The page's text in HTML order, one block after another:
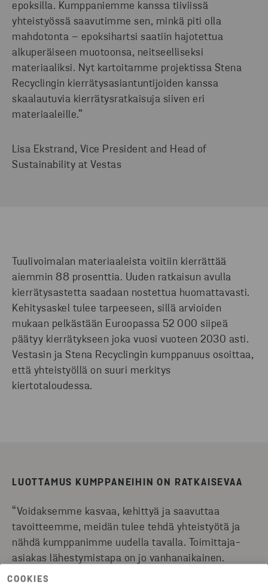
COOKIES
epoksilla. Kumppaniemme kanssa tiiviissä
yhteistyössä saavutimme sen, minkä piti olla
mahdotonta – epoksihartsi saatiin hajotettua
alkuperäiseen muotoonsa, neitseelliseksi
materiaaliksi. Nyt kartoitamme projektissa Stena
Recyclingin kierrätysasiantuntijoiden kanssa
skaalautuvia kierrätysratkaisuja siiven eri
materiaaleille.”
Lisa Ekstrand, Vice President and Head of
Sustainability at Vestas
Tuulivoimalan materiaaleista voitiin kierrättää
aiemmin 88 prosenttia. Uuden ratkaisun avulla
kierrätysastetta saadaan nostettua huomattavasti.
Kehitysaskel tulee tarpeeseen, sillä arvioiden
mukaan pelkästään Euroopassa 52 000 siipeä
päätyy kierrätykseen joka vuosi vuoteen 2030 asti.
Vestasin ja Stena Recyclingin kumppanuus osoittaa,
että yhteistyöllä on suuri merkitys
kiertotaloudessa.
LUOTTAMUS KUMPPANEIHIN ON RATKAISEVAA
“Voidaksemme kasvaa, kehittyä ja saavuttaa
tavoitteemme, meidän tulee tehdä yhteistyötä ja
nähdä kumppanimme uudella tavalla. Toimittaja-
asiakas lähestymistapa on jo vanhanaikainen.
Kiertotalous on kilpailuetu ja sen edistäminen vaatii